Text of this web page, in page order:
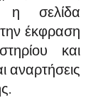
η σελίδα
έκφραση
και
αναρτήσεις